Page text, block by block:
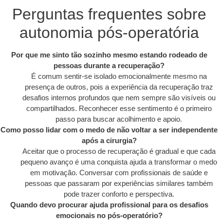
Perguntas frequentes sobre
autonomia pós-operatória
Por que me sinto tão sozinho mesmo estando rodeado de
pessoas durante a recuperação?
É comum sentir-se isolado emocionalmente mesmo na
presença de outros, pois a experiência da recuperação traz
desafios internos profundos que nem sempre são visíveis ou
compartilhados. Reconhecer esse sentimento é o primeiro
passo para buscar acolhimento e apoio.
Como posso lidar com o medo de não voltar a ser independente
após a cirurgia?
Aceitar que o processo de recuperação é gradual e que cada
pequeno avanço é uma conquista ajuda a transformar o medo
em motivação. Conversar com profissionais de saúde e
pessoas que passaram por experiências similares também
pode trazer conforto e perspectiva.
Quando devo procurar ajuda profissional para os desafios
emocionais no pós-operatório?